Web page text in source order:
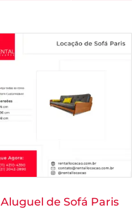
Aluguel de Sofá Paris